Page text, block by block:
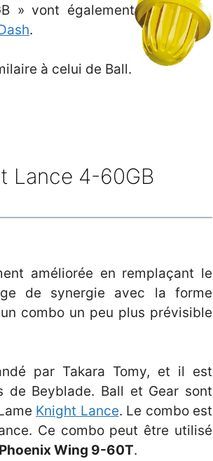
» vont également
.
à celui de Ball.
Lance 4-60GB
améliorée en remplaçant le
de synergie avec la forme
combo un peu plus prévisible
par Takara Tomy, et il est
de Beyblade. Ball et Gear sont
Knight Lance. Le combo est
Ce combo peut être utilisé
Phoenix Wing 9-60T.